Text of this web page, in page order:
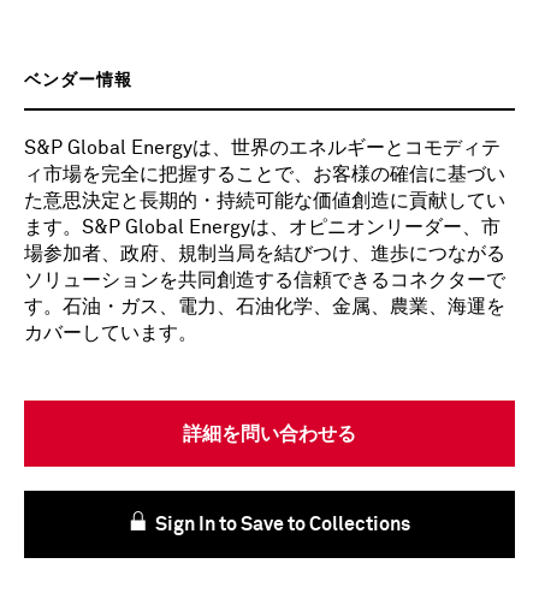
ベンダー情報
S&P Global Energyは、世界のエネルギーとコモディテ
ィ市場を完全に把握することで、お客様の確信に基づい
た意思決定と長期的・持続可能な価値創造に貢献してい
ます。S&P Global Energyは、オピニオンリーダー、市
場参加者、政府、規制当局を結びつけ、進歩につながる
ソリューションを共同創造する信頼できるコネクターで
す。石油・ガス、電力、石油化学、金属、農業、海運を
カバーしています。
詳細を問い合わせる
Sign In to Save to Collections